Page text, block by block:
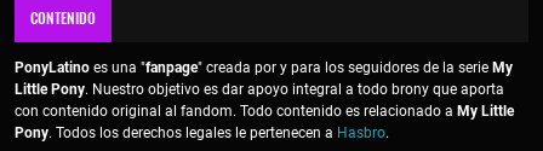
CONTENIDO
PonyLatino es una "fanpage" creada por y para los seguidores de la serie My
Little Pony. Nuestro objetivo es dar apoyo integral a todo brony que aporta
con contenido original al fandom. Todo contenido es relacionado a My Little
Pony. Todos los derechos legales le pertenecen a Hasbro.